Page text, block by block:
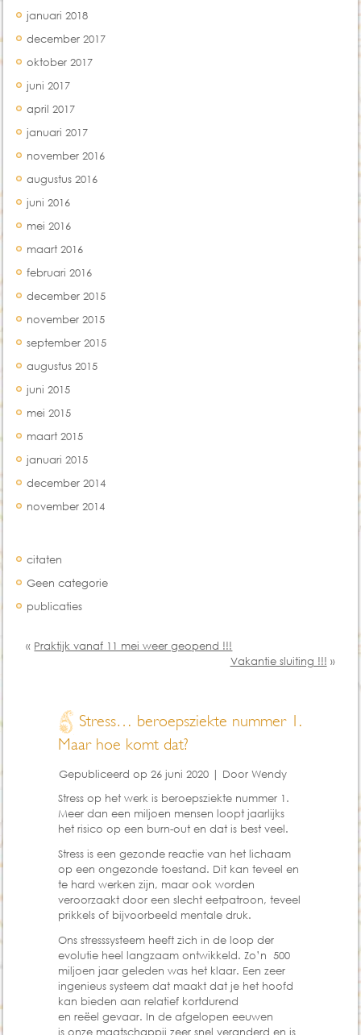
januari 2018
december 2017
oktober 2017
juni 2017
april 2017
januari 2017
november 2016
augustus 2016
juni 2016
mei 2016
maart 2016
februari 2016
december 2015
november 2015
september 2015
augustus 2015
juni 2015
mei 2015
maart 2015
januari 2015
december 2014
november 2014
citaten
Geen categorie
publicaties
« Praktijk vanaf 11 mei weer geopend !!!
Vakantie sluiting !!! »
Stress… beroepsziekte nummer 1.
Maar hoe komt dat?
Gepubliceerd op26 juni 2020 | Door Wendy
Stress op het werk is beroepsziekte nummer 1.
Meer dan een miljoen mensen loopt jaarlijks
het risico op een burn-out en dat is best veel.
Stress is een gezonde reactie van het lichaam
op een ongezonde toestand. Dit kan teveel en
te hard werken zijn, maar ook worden
veroorzaakt door een slecht eetpatroon, teveel
prikkels of bijvoorbeeld mentale druk.
Ons stresssysteem heeft zich in de loop der
evolutie heel langzaam ontwikkeld. Zo’n 500
miljoen jaar geleden was het klaar. Een zeer
ingenieus systeem dat maakt dat je het hoofd
kan bieden aan relatief kortdurend
en reëel gevaar. In de afgelopen eeuwen
is onze maatschappij zeer snel veranderd en is